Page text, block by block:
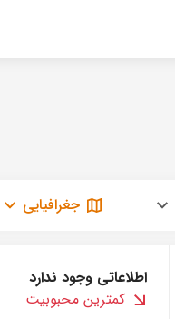
جغرافیایی
اطلاعاتی وجود ندارد
کمترین محبوبیت